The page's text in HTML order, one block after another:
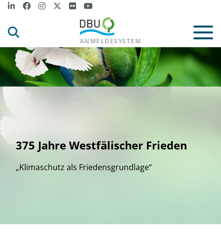
ANMELDESYSTEM
375 Jahre Westfälischer Frieden
„Klimaschutz als Friedensgrundlage“